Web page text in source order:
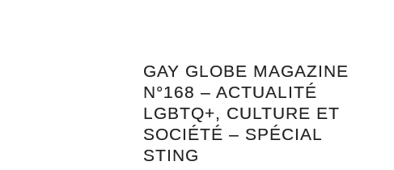
GAY GLOBE MAGAZINE
N°168 – ACTUALITÉ
LGBTQ+, CULTURE ET
SOCIÉTÉ – SPÉCIAL
STING